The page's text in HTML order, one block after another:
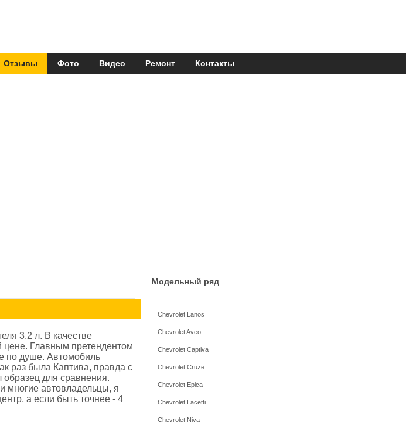
Отзывы Фото Видео Ремонт Контакты
3.2 л. В качестве
цене. Главным претендентом
по душе. Автомобиль
раз была Каптива, правда с
для сравнения.
многие автовладельцы, я
а если быть точнее - 4
Модельный ряд
Chevrolet Lanos
Chevrolet Aveo
Chevrolet Captiva
Chevrolet Cruze
Chevrolet Epica
Chevrolet Lacetti
Chevrolet Niva